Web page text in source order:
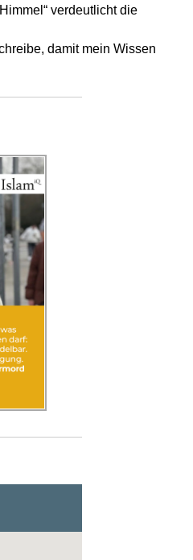
verdeutlicht die
damit mein Wissen